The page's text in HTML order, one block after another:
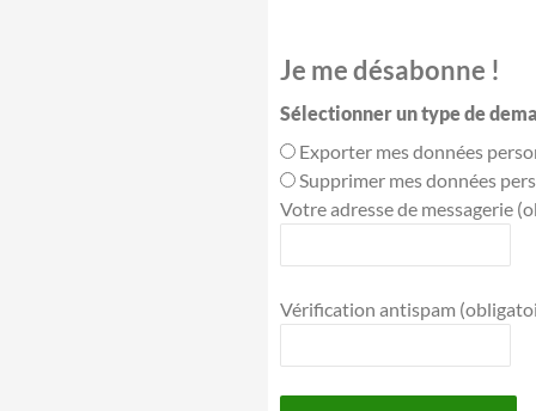
Je me désabonne !
Sélectionner un type de
Exporter mes données
Supprimer mes données
Votre adresse de messagerie
Vérification antispam